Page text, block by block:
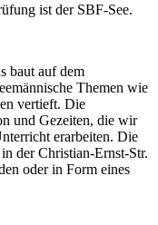
ist der SBF-See.
baut auf dem
Themen wie
vertieft. Die
und Gezeiten, die wir
erarbeiten. Die
der Christian-Ernst-Str.
oder in Form eines